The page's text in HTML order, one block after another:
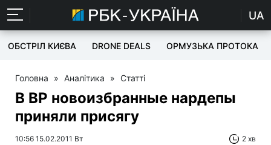
UA
ОБСТРІЛ КИЄВА DRONE DEALS ОРМУЗЬКА ПРОТОКА
Головна » Аналітика » Статті
В ВР новоизбранные нардепы
приняли присягу
10:56 15.02.2011 Вт 2 хв